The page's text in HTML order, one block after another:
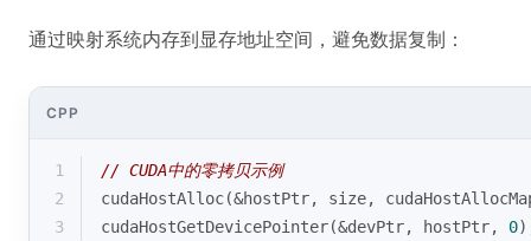
通过映射系统内存到显存地址空间，避免数据复制：
CPP
1
// CUDA中的零拷贝示例
2
cudaHostAlloc(&hostPtr, size,
3
cudaHostGetDevicePointer(&devPtr, hostPtr, 0